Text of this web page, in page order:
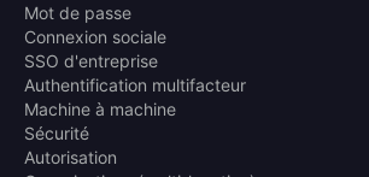
Mot de passe
Connexion sociale
SSO d'entreprise
Authentification multifacteur
Machine à machine
Sécurité
Autorisation